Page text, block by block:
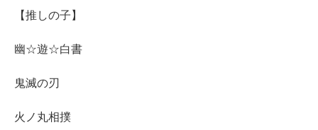
【推しの子】
幽☆遊☆白書
鬼滅の刃
火ノ丸相撲